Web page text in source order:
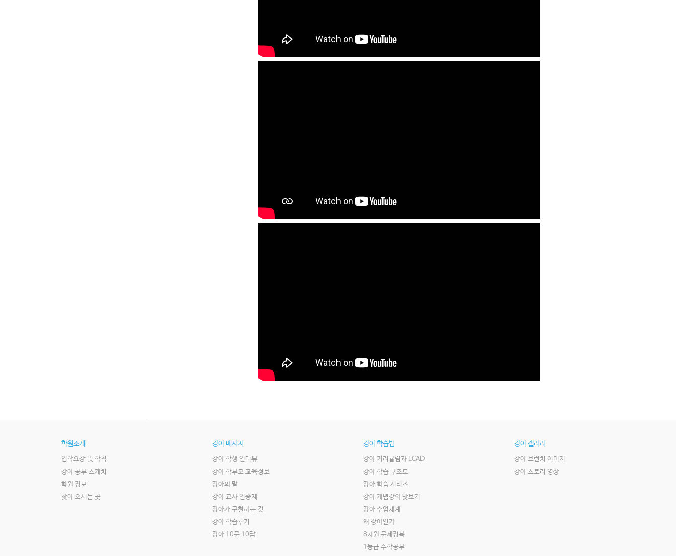
학원소개
입학요강 및 학칙
강아 공부 스케치
학원 정보
찾아 오시는 곳
강아 메시지
강아 학생 인터뷰
강아 학부모 교육정보
강아의 말
강아 교사 인증제
강아가 구현하는 것
강아 학습후기
강아 10문 10답
강아 학습법
강아 커리큘럼과 LCAD
강아 학습 구조도
강아 학습 시리즈
강아 개념강의 맛보기
강아 수업체계
왜 강아인가
8차원 문제정복
1등급 수학공부
강아 갤러리
강아 브런치 이미지
강아 스토리 영상